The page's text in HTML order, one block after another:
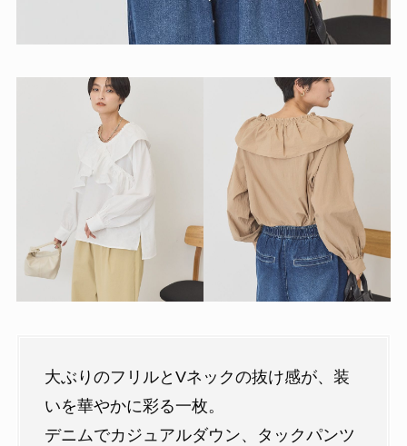
大ぶりのフリルとVネックの抜け感が、装
いを華やかに彩る一枚。
デニムでカジュアルダウン、タックパンツ